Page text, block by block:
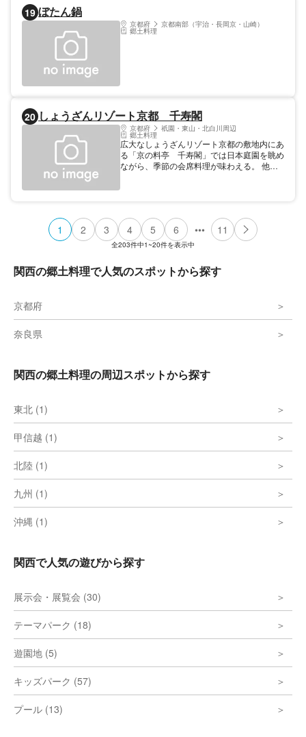
19 ぼたん鍋
京都府 京都南部（宇治・長岡京・山崎）
郷土料理
20 しょうざんリゾート京都 千寿閣
京都府 祇園・東山・北白川周辺
郷土料理
広大なしょうざんリゾート京都の敷地内にあ
る「京の料亭 千寿閣」では日本庭園を眺め
ながら、季節の会席料理が味わえる。 他に
料の日本庭園が割引価格にて入園できる。
1 2 3 4 5 6 ••• 11
全203件中1~20件を表示中
関西の郷土料理で人気のスポットから探す
京都府
奈良県
関西の郷土料理の周辺スポットから探す
東北 (1)
甲信越 (1)
北陸 (1)
九州 (1)
沖縄 (1)
関西で人気の遊びから探す
展示会・展覧会 (30)
テーマパーク (18)
遊園地 (5)
キッズパーク (57)
プール (13)